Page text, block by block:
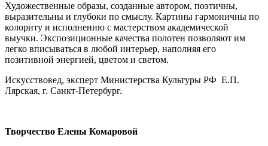
Художественные образы, созданные автором, поэтичны,
выразительны и глубоки по смыслу. Картины гармоничны по
колориту и исполнению с мастерством академической
выучки. Экспозиционные качества полотен позволяют им
легко вписываться в любой интерьер, наполняя его
позитивной энергией, цветом и светом.
Искусствовед, эксперт Министерства Культуры РФ Е.П.
Лярская, г. Санкт-Петербург.
Творчество Елены Комаровой